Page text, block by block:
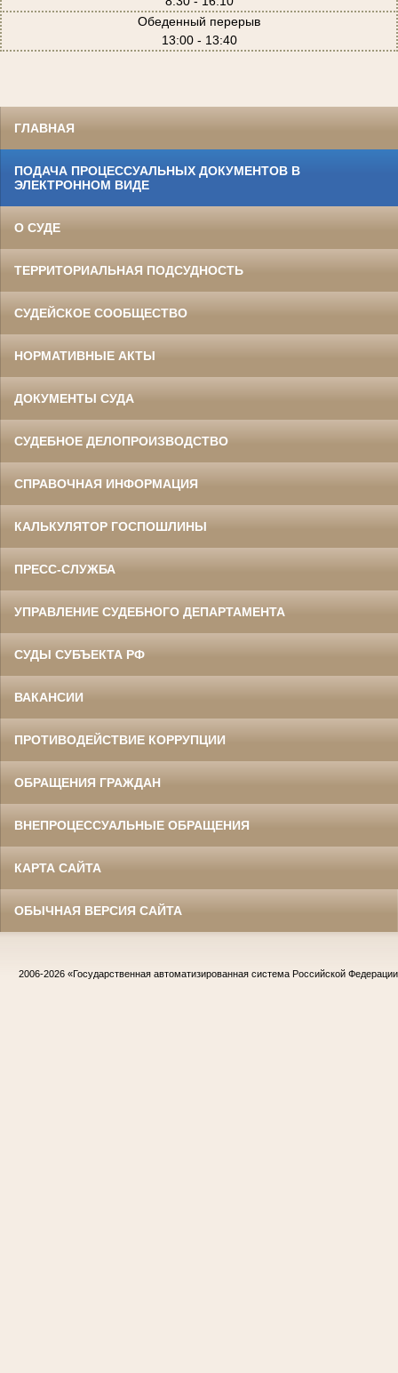
Обеденный перерыв
13:00 - 13:40
ГЛАВНАЯ
ПОДАЧА ПРОЦЕССУАЛЬНЫХ ДОКУМЕНТОВ В
ЭЛЕКТРОННОМ ВИДЕ
О СУДЕ
ТЕРРИТОРИАЛЬНАЯ ПОДСУДНОСТЬ
СУДЕЙСКОЕ СООБЩЕСТВО
НОРМАТИВНЫЕ АКТЫ
ДОКУМЕНТЫ СУДА
СУДЕБНОЕ ДЕЛОПРОИЗВОДСТВО
СПРАВОЧНАЯ ИНФОРМАЦИЯ
КАЛЬКУЛЯТОР ГОСПОШЛИНЫ
ПРЕСС-СЛУЖБА
УПРАВЛЕНИЕ СУДЕБНОГО ДЕПАРТАМЕНТА
СУДЫ СУБЪЕКТА РФ
ВАКАНСИИ
ПРОТИВОДЕЙСТВИЕ КОРРУПЦИИ
ОБРАЩЕНИЯ ГРАЖДАН
ВНЕПРОЦЕССУАЛЬНЫЕ ОБРАЩЕНИЯ
КАРТА САЙТА
ОБЫЧНАЯ ВЕРСИЯ САЙТА
2006-2026 «Государственная автоматизированная система Российской